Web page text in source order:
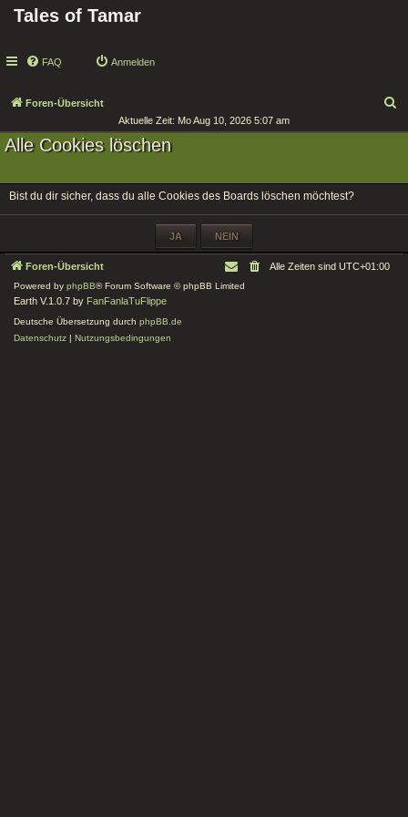
Tales of Tamar
FAQ Anmelden
Foren-Übersicht
Aktuelle Zeit: Mo Aug 10, 2026 5:07 am
Alle Cookies löschen
Bist du dir sicher, dass du alle Cookies des Boards löschen möchtest?
Foren-Übersicht Alle Zeiten sind UTC+01:00
Powered by phpBB® Forum Software © phpBB Limited
Earth V.1.0.7 by FanFanlaTuFlippe
Deutsche Übersetzung durch phpBB.de
Datenschutz | Nutzungsbedingungen